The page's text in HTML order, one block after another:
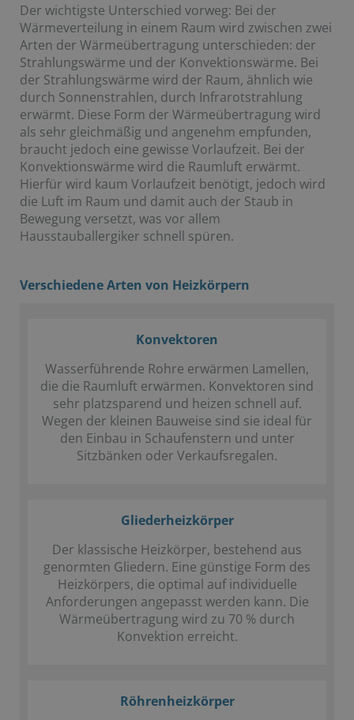
Der wichtigste Unterschied vorweg: Bei der
Wärmeverteilung in einem Raum wird zwischen zwei
Arten der Wärmeübertragung unterschieden: der
Strahlungswärme und der Konvektionswärme. Bei
der Strahlungswärme wird der Raum, ähnlich wie
durch Sonnenstrahlen, durch Infrarotstrahlung
erwärmt. Diese Form der Wärmeübertragung wird
als sehr gleichmäßig und angenehm empfunden,
braucht jedoch eine gewisse Vorlaufzeit. Bei der
Konvektionswärme wird die Raumluft erwärmt.
Hierfür wird kaum Vorlaufzeit benötigt, jedoch wird
die Luft im Raum und damit auch der Staub in
Bewegung versetzt, was vor allem
Hausstauballergiker schnell spüren.
Verschiedene Arten von Heizkörpern
Konvektoren
Wasserführende Rohre erwärmen Lamellen,
die die Raumluft erwärmen. Konvektoren sind
sehr platzsparend und heizen schnell auf.
Wegen der kleinen Bauweise sind sie ideal für
den Einbau in Schaufenstern und unter
Sitzbänken oder Verkaufsregalen.
Gliederheizkörper
Der klassische Heizkörper, bestehend aus
genormten Gliedern. Eine günstige Form des
Heizkörpers, die optimal auf individuelle
Anforderungen angepasst werden kann. Die
Wärmeübertragung wird zu 70 % durch
Konvektion erreicht.
Röhrenheizkörper